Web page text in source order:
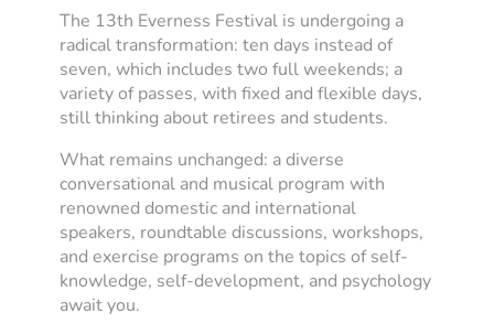
The 13th Everness Festival is undergoing a
radical transformation: ten days instead of
seven, which includes two full weekends; a
variety of passes, with fixed and flexible days,
still thinking about retirees and students.
What remains unchanged: a diverse
conversational and musical program with
renowned domestic and international
speakers, roundtable discussions, workshops,
and exercise programs on the topics of self-
knowledge, self-development, and psychology
await you.